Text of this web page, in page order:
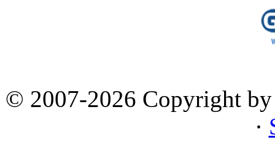
© 2007-2026 Copyright
·